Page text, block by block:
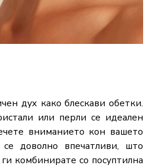
дух како блескави обетки.
или перли се идеален
вниманието кон вашето
доволно впечатливи, што
комбинирате со посуптилна